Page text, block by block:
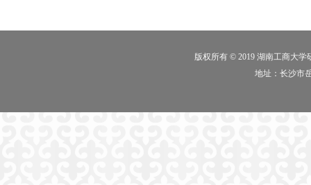
版权所有 © 2019 湖南工商大学
地址：长沙市